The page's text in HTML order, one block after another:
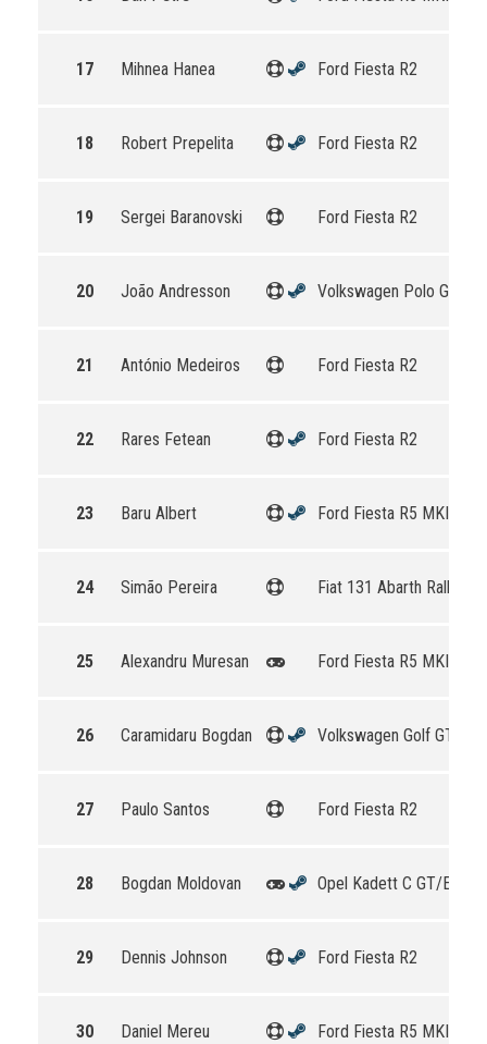
17 Mihnea Hanea Ford Fiesta R2
18 Robert Prepelita Ford Fiesta R2
19 Sergei Baranovski Ford Fiesta R2
20 João Andresson Volkswagen Polo GTI R5
21 António Medeiros Ford Fiesta R2
22 Rares Fetean Ford Fiesta R2
23 Baru Albert Ford Fiesta R5 MKII
24 Simão Pereira Fiat 131 Abarth Rally
25 Alexandru Muresan Ford Fiesta R5 MKII
26 Caramidaru Bogdan Volkswagen Golf GTI
27 Paulo Santos Ford Fiesta R2
28 Bogdan Moldovan Opel Kadett C GT/E
29 Dennis Johnson Ford Fiesta R2
30 Daniel Mereu Ford Fiesta R5 MKII